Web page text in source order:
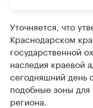
Уточняется, что
Краснодарском
государственной
наследия краевой
сегодняшний день
подобные зоны
региона.